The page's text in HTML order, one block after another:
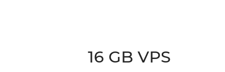
16 GB VPS